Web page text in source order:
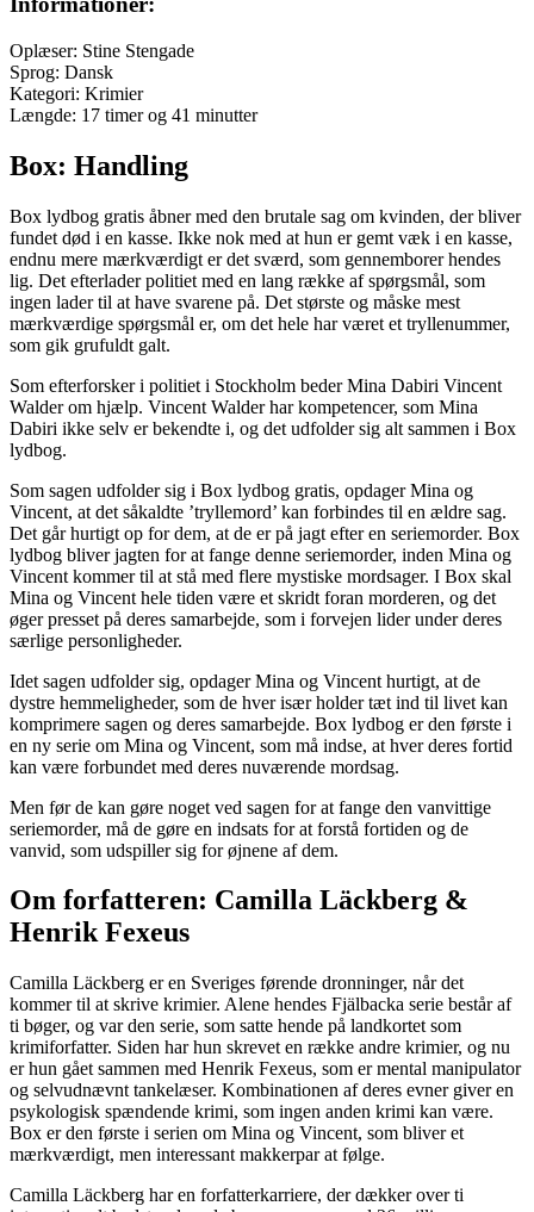
Oplæser: Stine Stengade
Sprog: Dansk
Kategori: Krimier
Længde: 17 timer og 41 minutter
Box: Handling
Box lydbog gratis åbner med den brutale sag om kvinden, der bliver
fundet død i en kasse. Ikke nok med at hun er gemt væk i en kasse,
endnu mere mærkværdigt er det sværd, som gennemborer hendes
lig. Det efterlader politiet med en lang række af spørgsmål, som
ingen lader til at have svarene på. Det største og måske mest
mærkværdige spørgsmål er, om det hele har været et tryllenummer,
som gik grufuldt galt.
Som efterforsker i politiet i Stockholm beder Mina Dabiri Vincent
Walder om hjælp. Vincent Walder har kompetencer, som Mina
Dabiri ikke selv er bekendte i, og det udfolder sig alt sammen i Box
lydbog.
Som sagen udfolder sig i Box lydbog gratis, opdager Mina og
Vincent, at det såkaldte ’tryllemord’ kan forbindes til en ældre sag.
Det går hurtigt op for dem, at de er på jagt efter en seriemorder. Box
lydbog bliver jagten for at fange denne seriemorder, inden Mina og
Vincent kommer til at stå med flere mystiske mordsager. I Box skal
Mina og Vincent hele tiden være et skridt foran morderen, og det
øger presset på deres samarbejde, som i forvejen lider under deres
særlige personligheder.
Idet sagen udfolder sig, opdager Mina og Vincent hurtigt, at de
dystre hemmeligheder, som de hver især holder tæt ind til livet kan
komprimere sagen og deres samarbejde. Box lydbog er den første i
en ny serie om Mina og Vincent, som må indse, at hver deres fortid
kan være forbundet med deres nuværende mordsag.
Men før de kan gøre noget ved sagen for at fange den vanvittige
seriemorder, må de gøre en indsats for at forstå fortiden og de
vanvid, som udspiller sig for øjnene af dem.
Om forfatteren: Camilla Läckberg &
Henrik Fexeus
Camilla Läckberg er en Sveriges førende dronninger, når det
kommer til at skrive krimier. Alene hendes Fjälbacka serie består af
ti bøger, og var den serie, som satte hende på landkortet som
krimiforfatter. Siden har hun skrevet en række andre krimier, og nu
er hun gået sammen med Henrik Fexeus, som er mental manipulator
og selvudnævnt tankelæser. Kombinationen af deres evner giver en
psykologisk spændende krimi, som ingen anden krimi kan være.
Box er den første i serien om Mina og Vincent, som bliver et
mærkværdigt, men interessant makkerpar at følge.
Camilla Läckberg har en forfatterkarriere, der dækker over ti